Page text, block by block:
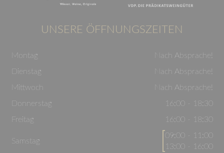
UNSERE ÖFFNUNGSZEITEN
Montag
Nach Absprache!
Dienstag
Nach Absprache!
Mittwoch
Nach Absprache!
Donnerstag
16:00 - 18:30
Freitag
16:00 - 18:30
Samstag
09:00 - 11:00
13:00 - 16:00